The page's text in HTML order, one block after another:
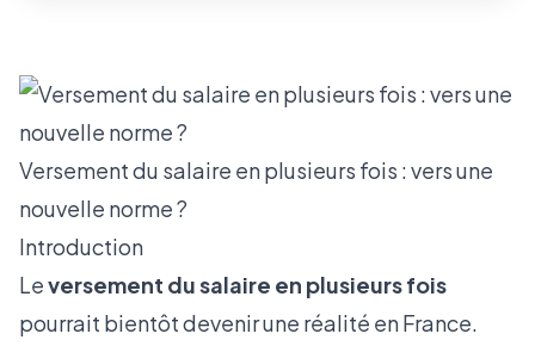
Versement du salaire en plusieurs fois : vers une
nouvelle norme ?
Introduction
Leversement du salaire en plusieurs fois
pourrait bientôt devenir une réalité en France.